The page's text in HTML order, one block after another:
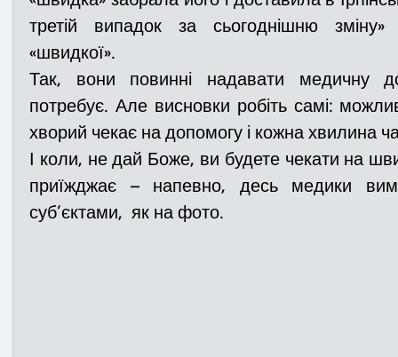
Курс спротиву Цивільний захист
Громадське формування
третій випадок за сьогоднішню
«швидкої».
Так, вони повинні надавати медичну
потребує. Але висновки робіть самі:
хворий чекає на допомогу і кожна хвилина
І коли, не дай Боже, ви будете чекати на
приїжджає – напевно, десь медики
суб’єктами,  як на фото.